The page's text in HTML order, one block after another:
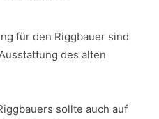
für den Riggbauer sind
des alten
sollte auch auf